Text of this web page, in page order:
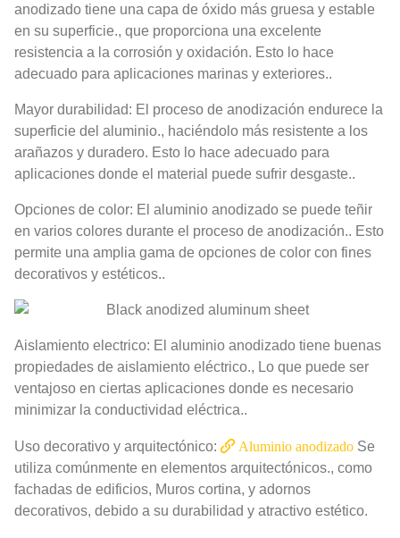
anodizado tiene una capa de óxido más gruesa y estable
en su superficie., que proporciona una excelente
resistencia a la corrosión y oxidación. Esto lo hace
adecuado para aplicaciones marinas y exteriores..
Mayor durabilidad: El proceso de anodización endurece la
superficie del aluminio., haciéndolo más resistente a los
arañazos y duradero. Esto lo hace adecuado para
aplicaciones donde el material puede sufrir desgaste..
Opciones de color: El aluminio anodizado se puede teñir
en varios colores durante el proceso de anodización.. Esto
permite una amplia gama de opciones de color con fines
decorativos y estéticos..
Aislamiento electrico: El aluminio anodizado tiene buenas
propiedades de aislamiento eléctrico., Lo que puede ser
ventajoso en ciertas aplicaciones donde es necesario
minimizar la conductividad eléctrica..
Uso decorativo y arquitectónico: Aluminio anodizado Se
utiliza comúnmente en elementos arquitectónicos., como
fachadas de edificios, Muros cortina, y adornos
decorativos, debido a su durabilidad y atractivo estético.